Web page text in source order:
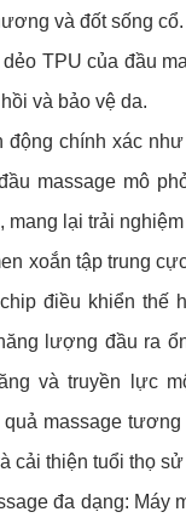
và đốt sống
TPU của đầu
và bảo vệ da.
động chính xác
massage mô
mang lại trải
xoắn tập trung
điều khiển thế
lượng đầu ra
và truyền lực
quả massage
cải thiện tuổi thọ
đa dạng: Máy